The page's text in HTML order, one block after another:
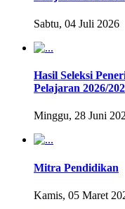
Sabtu, 04 Juli 2026
Hasil Seleksi
Pelajaran 2026/
Minggu, 28 Juni
Mitra Pendidikan
Kamis, 05 Maret